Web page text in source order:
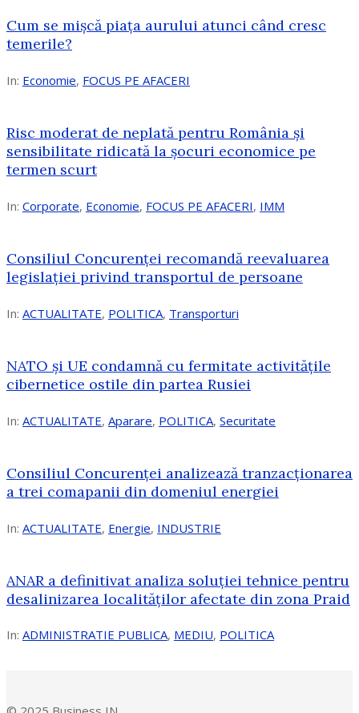
Cum se mișcă piața aurului atunci când cresc
temerile?
In: Economie, FOCUS PE AFACERI
Risc moderat de neplată pentru România și
sensibilitate ridicată la șocuri economice pe
termen scurt
In: Corporate, Economie, FOCUS PE AFACERI, IMM
Consiliul Concurenței recomandă reevaluarea
legislației privind transportul de persoane
In: ACTUALITATE, POLITICA, Transporturi
NATO și UE condamnă cu fermitate activitățile
cibernetice ostile din partea Rusiei
In: ACTUALITATE, Aparare, POLITICA, Securitate
Consiliul Concurenţei analizează tranzacționarea
a trei comapanii din domeniul energiei
In: ACTUALITATE, Energie, INDUSTRIE
ANAR a definitivat analiza soluției tehnice pentru
desalinizarea localităților afectate din zona Praid
In: ADMINISTRATIE PUBLICA, MEDIU, POLITICA